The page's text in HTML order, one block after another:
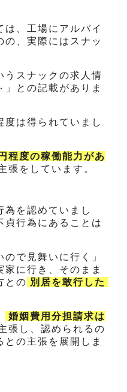
、工場にアルバイ
の、実際にはスナッ
うスナックの求人情
との記載がありま
度は得られていまし
程度の稼働能力があ
張をしています。
為を認めていまし
貞行為にあることは
で見舞いに行く」
家に行き、そのまま
との 別居を敢行した
婚姻費用分担請求は
張し、認められるの
の主張を展開しま